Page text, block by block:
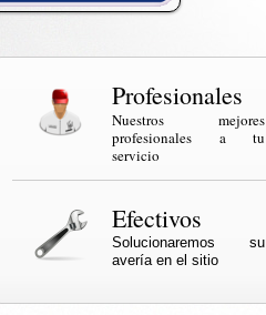
Profesionales
Nuestros mejores
profesionales a tu
servicio
Efectivos
Solucionaremos su
avería en el sitio